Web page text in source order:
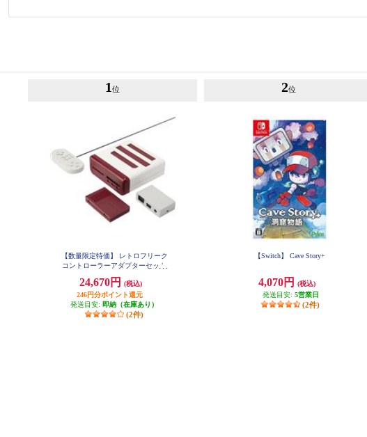
1 位
【数量限定特価】 レトロフリーク
コントローラーアダプターセット
24,670円
(税込)
246円分ポイント還元
発送目安: 即納（在庫あり）
(2件)
2位
【Switch】 Cave Story+
4,070円
(税込)
発送目安: 5営業日
(2件)